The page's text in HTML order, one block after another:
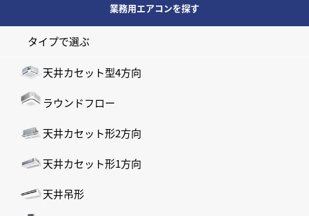
業務用エアコンを探す
タイプで選ぶ
天井カセット型4方向
ラウンドフロー
天井カセット形2方向
天井カセット形1方向
天井吊形